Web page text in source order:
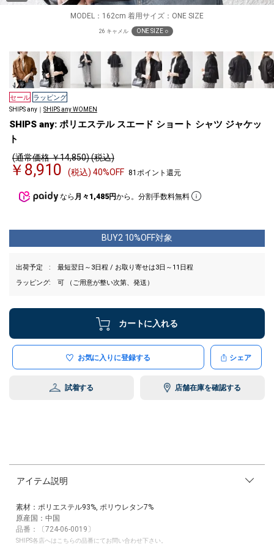
MODEL：162cm 着用サイズ：ONE SIZE
26 キャメル ONE SIZE ○
セール ラッピング
SHIPS any｜ SHIPS any WOMEN
SHIPS any: ポリエステル スエード ショート シャツ ジャケッ
ト
(通常価格 ￥14,850) (税込)
￥8,910 (税込) 40%OFF 81ポイント還元
なら 月々1,485円から。分割手数料無料
BUY2 10%OFF対象
出荷予定
最短翌日～3日程 / お取り寄せは3日～11日程
ラッピング
可 （ご用意が整い次第、発送）
カートに入れる
お気に入りに登録する シェア
試着する 店舗在庫を確認する
アイテム説明
素材：ポリエステル93%, ポリウレタン7%
原産国：中国
品番：〔724-06-0019〕
SHIPS各店へはこちらの品番にてお問い合わせ下さい。